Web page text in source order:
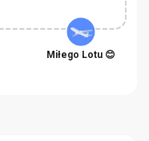
Miłego Lotu 😊